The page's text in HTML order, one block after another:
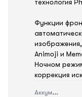
технология
Функции
Animoji и
Ночном
коррекция
Аккумулятор